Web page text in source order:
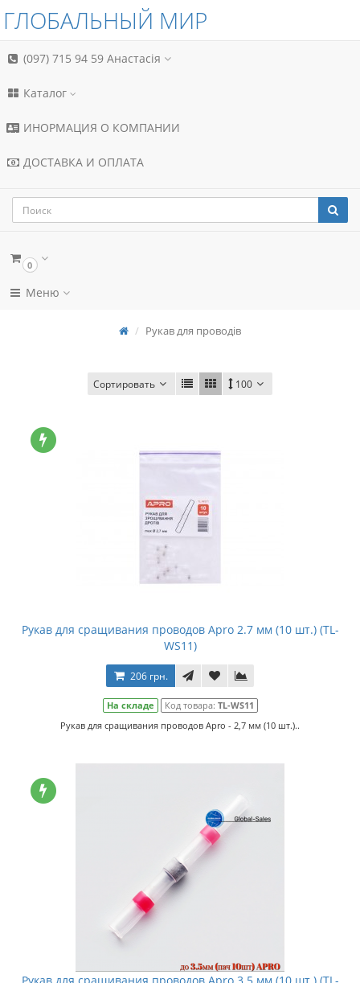
ГЛОБАЛЬНЫЙ МИР
(097) 715 94 59 Анастасія
Каталог
ИНОРМАЦИЯ О КОМПАНИИ
ДОСТАВКА И ОПЛАТА
0
Меню
Рукав для проводів
Сортировать 100
Рукав для сращивания проводов Apro 2.7 мм (10 шт.) (TL-
WS11)
206 грн.
На складе Код товара: TL-WS11
Рукав для сращивания проводов Apro - 2,7 мм (10 шт.)..